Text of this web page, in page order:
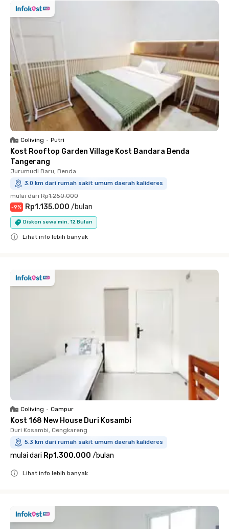
Coliving • Putri
Kost Rooftop Garden Village Kost Bandara Benda
Tangerang
Jurumudi Baru, Benda
3.0 km dari rumah sakit umum daerah kalideres
mulai dari Rp1.250.000
-9% Rp1.135.000 /bulan
Diskon sewa min. 12 Bulan
Lihat info lebih banyak
Coliving • Campur
Kost 168 New House Duri Kosambi
Duri Kosambi, Cengkareng
5.3 km dari rumah sakit umum daerah kalideres
mulai dari Rp1.300.000 /bulan
Lihat info lebih banyak